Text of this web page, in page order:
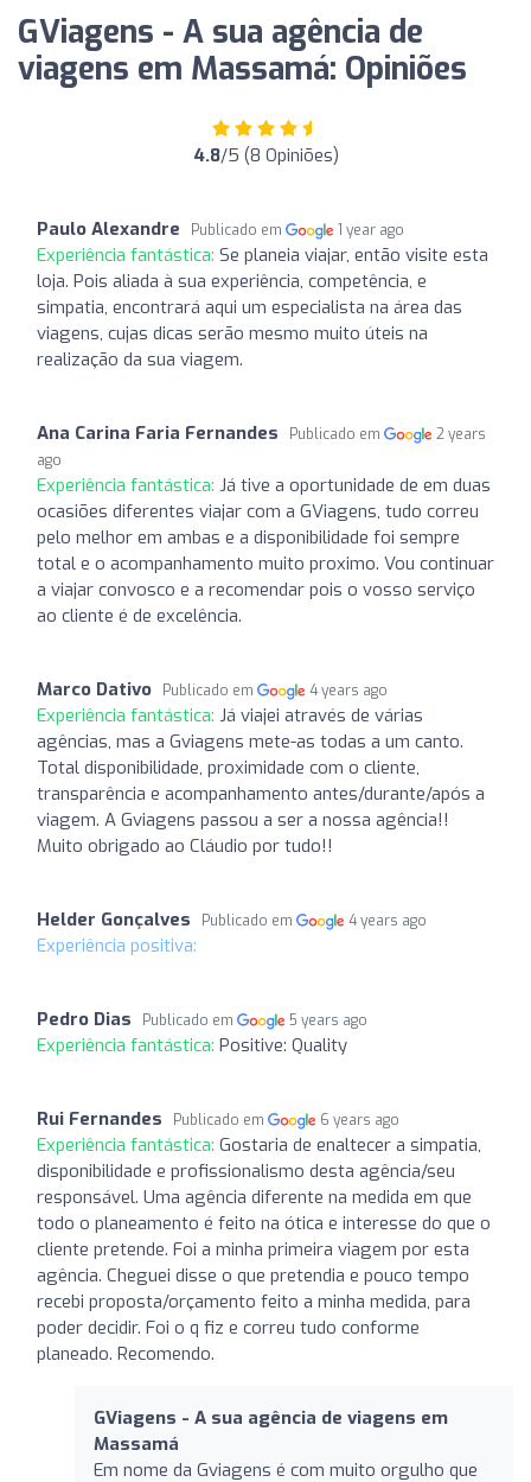
GViagens - A sua agência de
viagens em Massamá: Opiniões
4.8/5 (8 Opiniões)
Paulo Alexandre Publicado em 1 year ago
Experiência fantástica: Se planeia viajar, então visite esta
loja. Pois aliada à sua experiência, competência, e
simpatia, encontrará aqui um especialista na área das
viagens, cujas dicas serão mesmo muito úteis na
realização da sua viagem.
Ana Carina Faria Fernandes Publicado em
2 years
ago
Experiência fantástica: Já tive a oportunidade de em duas
ocasiões diferentes viajar com a GViagens, tudo correu
pelo melhor em ambas e a disponibilidade foi sempre
total e o acompanhamento muito proximo. Vou continuar
a viajar convosco e a recomendar pois o vosso serviço
ao cliente é de excelência.
Marco Dativo Publicado em 4 years ago
Experiência fantástica: Já viajei através de várias
agências, mas a Gviagens mete-as todas a um canto.
Total disponibilidade, proximidade com o cliente,
transparência e acompanhamento antes/durante/após a
viagem. A Gviagens passou a ser a nossa agência!!
Muito obrigado ao Cláudio por tudo!!
Helder Gonçalves Publicado em 4 years ago
Experiência positiva:
Pedro Dias Publicado em 5 years ago
Experiência fantástica: Positive: Quality
Rui Fernandes Publicado em 6 years ago
Experiência fantástica: Gostaria de enaltecer a simpatia,
disponibilidade e profissionalismo desta agência/seu
responsável. Uma agência diferente na medida em que
todo o planeamento é feito na ótica e interesse do que o
cliente pretende. Foi a minha primeira viagem por esta
agência. Cheguei disse o que pretendia e pouco tempo
recebi proposta/orçamento feito a minha medida, para
poder decidir. Foi o q fiz e correu tudo conforme
planeado. Recomendo.
GViagens - A sua agência de viagens em
Massamá
Em nome da Gviagens é com muito orgulho que